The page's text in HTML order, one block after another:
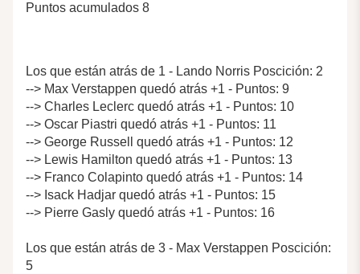
Puntos acumulados 8
Los que están atrás de 1 - Lando Norris Poscición: 2
--> Max Verstappen quedó atrás +1 - Puntos: 9
--> Charles Leclerc quedó atrás +1 - Puntos: 10
--> Oscar Piastri quedó atrás +1 - Puntos: 11
--> George Russell quedó atrás +1 - Puntos: 12
--> Lewis Hamilton quedó atrás +1 - Puntos: 13
--> Franco Colapinto quedó atrás +1 - Puntos: 14
--> Isack Hadjar quedó atrás +1 - Puntos: 15
--> Pierre Gasly quedó atrás +1 - Puntos: 16
Los que están atrás de 3 - Max Verstappen Poscición:
5